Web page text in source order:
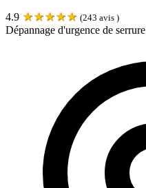
4.9 ★★★★★ (243 avis )
Dépannage d'urgence de serrure